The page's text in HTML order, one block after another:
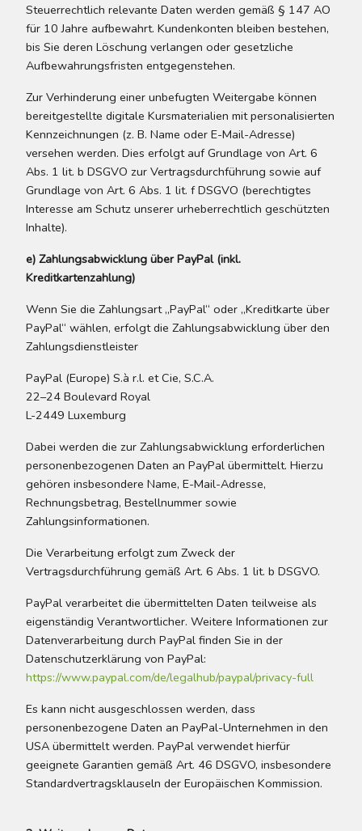
Steuerrechtlich relevante Daten werden gemäß § 147 AO
für 10 Jahre aufbewahrt. Kundenkonten bleiben bestehen,
bis Sie deren Löschung verlangen oder gesetzliche
Aufbewahrungsfristen entgegenstehen.
Zur Verhinderung einer unbefugten Weitergabe können
bereitgestellte digitale Kursmaterialien mit personalisierten
Kennzeichnungen (z. B. Name oder E-Mail-Adresse)
versehen werden. Dies erfolgt auf Grundlage von Art. 6
Abs. 1 lit. b DSGVO zur Vertragsdurchführung sowie auf
Grundlage von Art. 6 Abs. 1 lit. f DSGVO (berechtigtes
Interesse am Schutz unserer urheberrechtlich geschützten
Inhalte).
e) Zahlungsabwicklung über PayPal (inkl.
Kreditkartenzahlung)
Wenn Sie die Zahlungsart „PayPal“ oder „Kreditkarte über
PayPal“ wählen, erfolgt die Zahlungsabwicklung über den
Zahlungsdienstleister
PayPal (Europe) S.à r.l. et Cie, S.C.A.
22–24 Boulevard Royal
L-2449 Luxemburg
Dabei werden die zur Zahlungsabwicklung erforderlichen
personenbezogenen Daten an PayPal übermittelt. Hierzu
gehören insbesondere Name, E-Mail-Adresse,
Rechnungsbetrag, Bestellnummer sowie
Zahlungsinformationen.
Die Verarbeitung erfolgt zum Zweck der
Vertragsdurchführung gemäß Art. 6 Abs. 1 lit. b DSGVO.
PayPal verarbeitet die übermittelten Daten teilweise als
eigenständig Verantwortlicher. Weitere Informationen zur
Datenverarbeitung durch PayPal finden Sie in der
Datenschutzerklärung von PayPal:
https://www.paypal.com/de/legalhub/paypal/privacy-full
Es kann nicht ausgeschlossen werden, dass
personenbezogene Daten an PayPal-Unternehmen in den
USA übermittelt werden. PayPal verwendet hierfür
geeignete Garantien gemäß Art. 46 DSGVO, insbesondere
Standardvertragsklauseln der Europäischen Kommission.